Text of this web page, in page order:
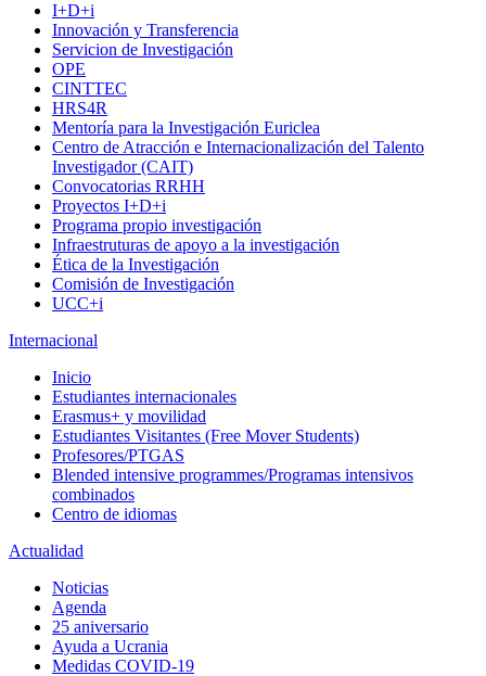
I+D+i
Innovación y Transferencia
Servicion de Investigación
OPE
CINTTEC
HRS4R
Mentoría para la Investigación Euriclea
Centro de Atracción e Internacionalización del Talento
Investigador (CAIT)
Convocatorias RRHH
Proyectos I+D+i
Programa propio investigación
Infraestruturas de apoyo a la investigación
Ética de la Investigación
Comisión de Investigación
UCC+i
Internacional
Inicio
Estudiantes internacionales
Erasmus+ y movilidad
Estudiantes Visitantes (Free Mover Students)
Profesores/PTGAS
Blended intensive programmes/Programas intensivos
combinados
Centro de idiomas
Actualidad
Noticias
Agenda
25 aniversario
Ayuda a Ucrania
Medidas COVID-19